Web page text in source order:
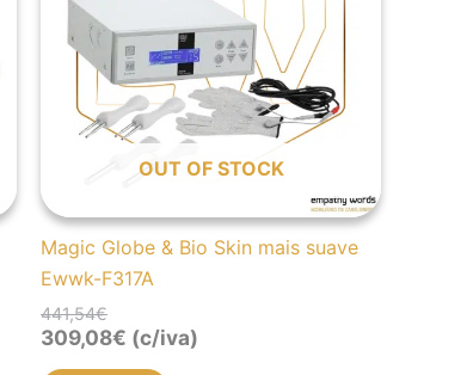
OUT OF STOCK
Magic Globe & Bio Skin mais suave
Ewwk-F317A
441,54€
309,08€ (c/iva)